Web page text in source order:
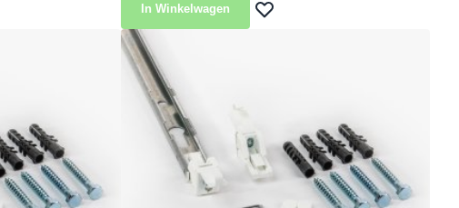
aan verlanglijst In Winkelwagen Voeg toe aan verlanglijst